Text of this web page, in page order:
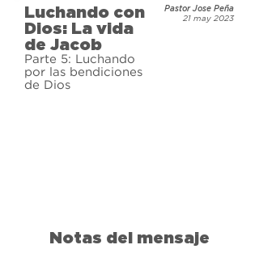
una nueva serie mientras
aprendemos sobre la respuesta
inesperada de Dios a un hombre
imperfecto.
Luchando con
Dios: La vida
de Jacob
Parte 5: Luchando
por las bendiciones
de Dios
Pastor Jose Peña
21 may 2023
Notas del mensaje